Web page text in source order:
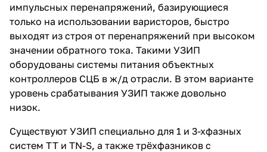
импульсных перенапряжений, базирующиеся
только на использовании варисторов, быстро
выходят из строя от перенапряжений при высоком
значении обратного тока. Такими УЗИП
оборудованы системы питания объектных
контроллеров СЦБ в ж/д отрасли. В этом варианте
уровень срабатывания УЗИП также довольно
низок.
Существуют УЗИП специально для 1 и 3-хфазных
систем TT и TN-S, а также трёхфазников с